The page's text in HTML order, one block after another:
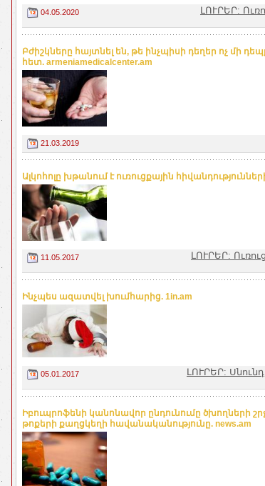
04.05.2020 ԼՈՒՐԵՐ:
Բժիշկները հայտնել են, թե ինչպիսի դեղեր ոչ մի
հետ. armeniamedicalcenter.am
21.03.2019
Ալկոհոլը խթանում է ուռուցքային
11.05.2017 ԼՈՒՐԵՐ:
Ինչպես ազատվել խումհարից. 1in.am
05.01.2017 ԼՈՒՐԵՐ:
Իբուպրոֆենի կանոնավոր ընդունումը ծխողների
թոքերի քաղցկեղի հավանականությունը. news.am